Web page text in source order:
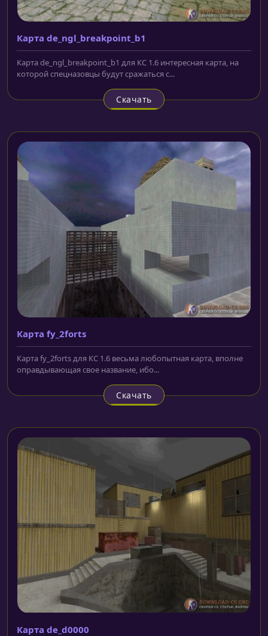
Карта de_ngl_breakpoint_b1
Карта de_ngl_breakpoint_b1 для КС 1.6 интересная карта, на
которой спецназовцы будут сражаться с...
Скачать
Карта fy_2forts
Карта fy_2forts для КС 1.6 весьма любопытная карта, вполне
оправдывающая свое название, ибо...
Скачать
Карта de_d0000